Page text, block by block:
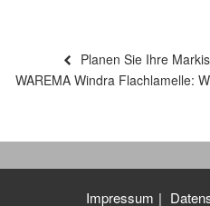
Vorheriger
Beitrag
Planen Sie Ihre
Nächster
WAREMA Windra Flachlamelle:
Impressum